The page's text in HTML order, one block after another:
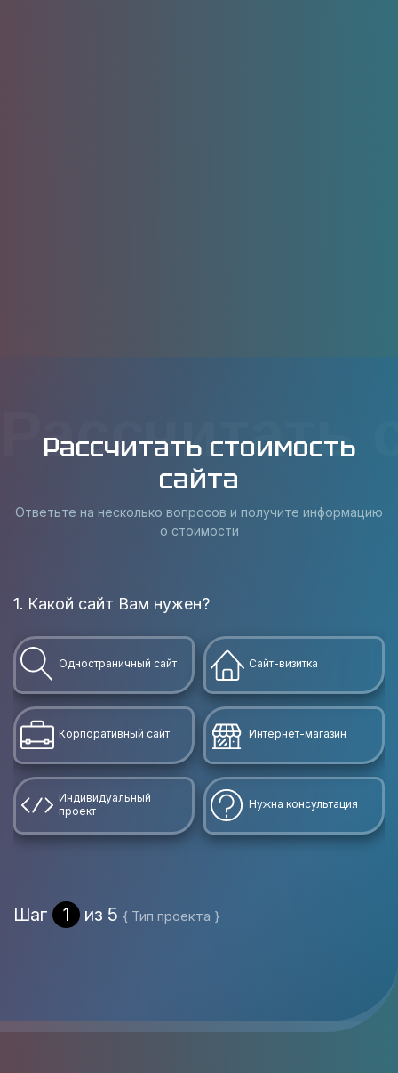
Рассчитать стоимость
сайта
Ответьте на несколько вопросов и получите информацию
о стоимости
1. Какой сайт Вам нужен?
Одностраничный сайт Сайт-визитка
Корпоративный сайт Интернет-магазин
Индивидуальный
проект
Нужна консультация
Шаг 1 из 5 { Тип проекта }